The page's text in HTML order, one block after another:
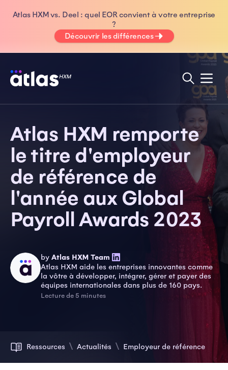
Atlas HXM vs. Deel : quel EOR convient à votre entreprise
?
Découvrir les différences
Atlas HXM remporte
le titre d'employeur
de référence de
l'année aux Global
Payroll Awards 2023
by Atlas HXM Team
Atlas HXM aide les entreprises innovantes comme
la vôtre à développer, intégrer, gérer et payer des
équipes internationales dans plus de 160 pays.
Lecture de 5 minutes
Ressources Actualités Employeur de référence